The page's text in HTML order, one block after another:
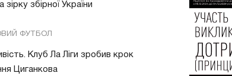
зірку збірної України
ФУТБОЛ
Клуб Ла Ліги зробив крок
Циганкова